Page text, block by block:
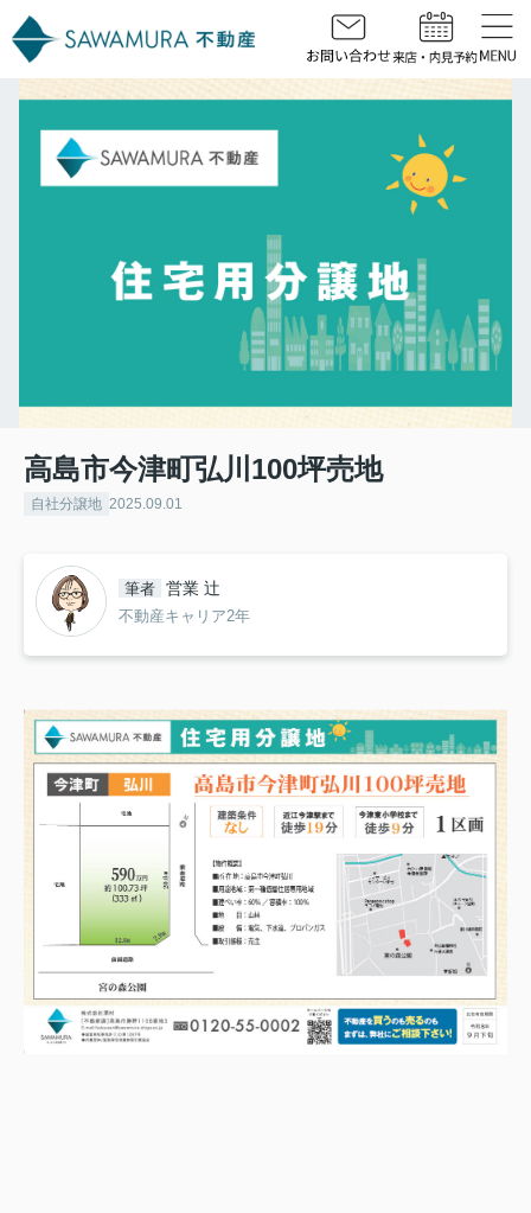
高島市今津町弘川100坪売地
自社分譲地 2025.09.01
筆者 営業 辻
不動産キャリア2年